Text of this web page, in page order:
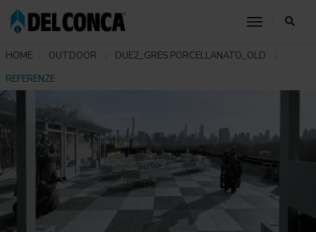
toggle
HOME OUTDOOR
DUE2_GRES PORCELLANATO_OLD
REFERENZE